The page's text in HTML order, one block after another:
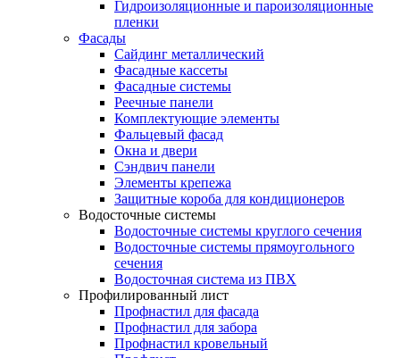
Гидроизоляционные и пароизоляционные
пленки
Фасады
Сайдинг металлический
Фасадные кассеты
Фасадные системы
Реечные панели
Комплектующие элементы
Фальцевый фасад
Окна и двери
Сэндвич панели
Элементы крепежа
Защитные короба для кондиционеров
Водосточные системы
Водосточные системы круглого сечения
Водосточные системы прямоугольного
сечения
Водосточная система из ПВХ
Профилированный лист
Профнастил для фасада
Профнастил для забора
Профнастил кровельный